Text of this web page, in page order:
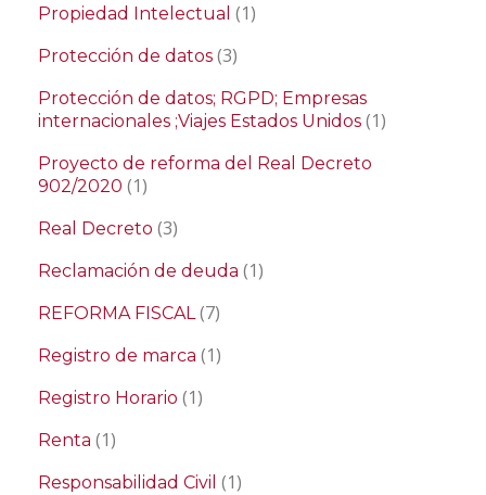
Propiedad Intelectual (1)
Protección de datos (3)
Protección de datos; RGPD; Empresas
internacionales ;Viajes Estados Unidos (1)
Proyecto de reforma del Real Decreto
902/2020 (1)
Real Decreto (3)
Reclamación de deuda (1)
REFORMA FISCAL(7)
Registro de marca (1)
Registro Horario (1)
Renta (1)
Responsabilidad Civil (1)